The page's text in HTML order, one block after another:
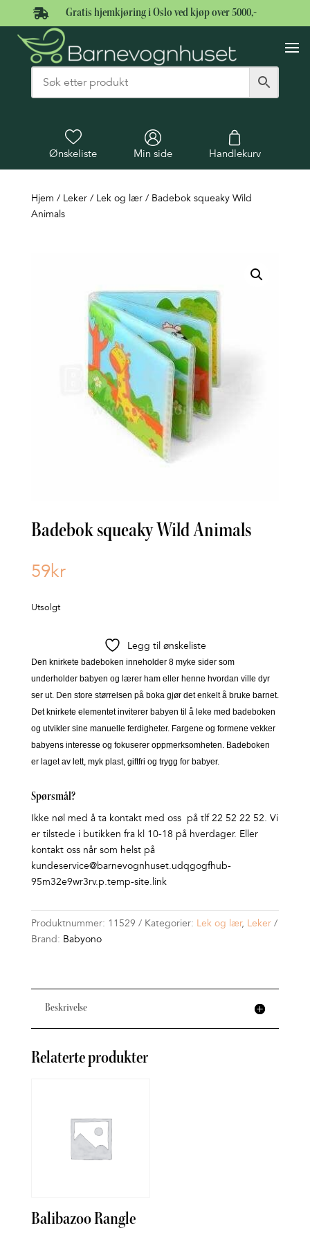
 Gratis hjemkjøring i Oslo ved kjøp over 5000,-
Ønskeliste Min side Handlekurv
Hjem / Leker/ Lek og lær/ Badebok squeaky Wild
Animals
Badebok squeaky Wild Animals
59kr
Utsolgt
Legg til ønskeliste
Den knirkete badeboken inneholder 8 myke sider som
underholder babyen og lærer ham eller henne hvordan ville dyr
ser ut. Den store størrelsen på boka gjør det enkelt å bruke barnet.
Det knirkete elementet inviterer babyen til å leke med badeboken
og utvikler sine manuelle ferdigheter. Fargene og formene vekker
babyens interesse og fokuserer oppmerksomheten. Badeboken
er laget av lett, myk plast, giftfri og trygg for babyer.
Spørsmål?
Ikke nøl med å ta kontakt med oss på tlf 22 52 22 52. Vi
er tilstede i butikken fra kl 10-18 på hverdager. Eller
kontakt oss når som helst på
kundeservice@barnevognhuset.udqgogfhub-
95m32e9wr3rv.p.temp-site.link
Produktnummer: 11529 Kategorier: Lek og lær, Leker
Brand: Babyono
Beskrivelse
Relaterte produkter
Balibazoo Rangle